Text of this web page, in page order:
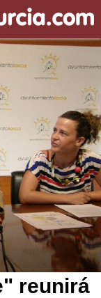
reunirá